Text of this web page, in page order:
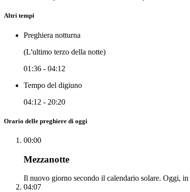
Altri tempi
Preghiera notturna
(L'ultimo terzo della notte)
01:36 - 04:12
Tempo del digiuno
04:12 - 20:20
Orario delle preghiere di oggi
00:00
Mezzanotte
Il nuovo giorno secondo il calendario solare. Oggi,
04:07